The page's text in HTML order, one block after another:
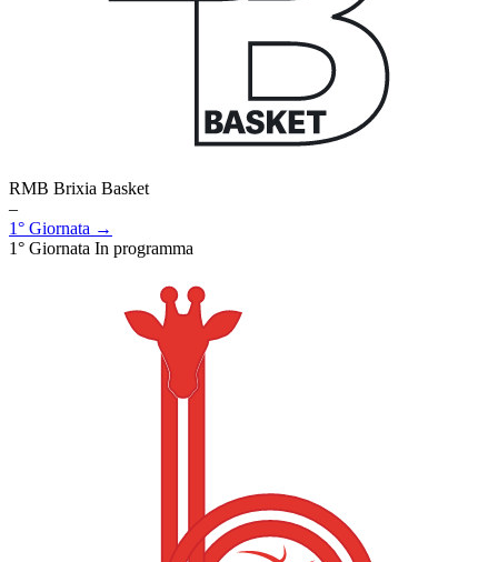
RMB Brixia Basket
–
1° Giornata →
1° Giornata In programma